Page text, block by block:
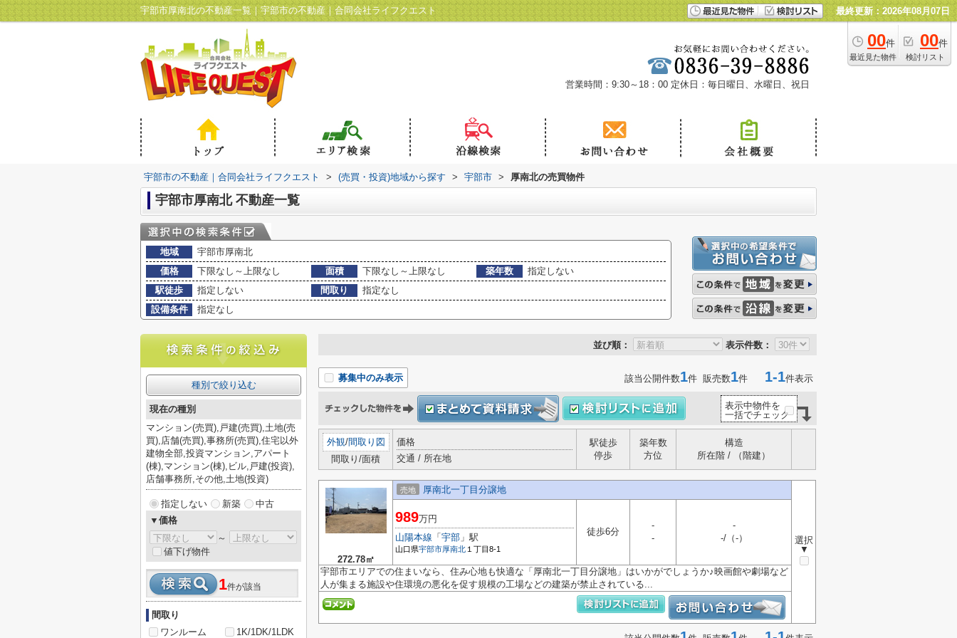
宇部市厚南北の不動産一覧｜宇部市の不動産｜合同会社ライフクエスト 最終更新：2026年08月07日
00件
最近見た物件
00件
検討リスト
営業時間：9:30～18：00 定休日：毎日曜日、水曜日、祝日
宇部市の不動産｜合同会社ライフクエスト > (売買・投資)地域から探す > 宇部市 > 厚南北の売買物件
宇部市厚南北 不動産一覧
地域
宇部市厚南北
価格
下限なし～上限なし 面積 下限なし～上限なし 築年数
指定しない
駅徒歩
指定しない 間取り
指定なし
設備条件
指定なし
並び順： 表示件数：
募集中のみ表示 該当公開件数1件 販売数1件 1-1件表示
表示中物件を
一括でチェック
外観/間取り図
間取り/面積
価格
交通 / 所在地
駅徒歩
停歩
築年数
方位
構造
所在階 / （階建）
272.78㎡
売地 厚南北一丁目分譲地
選択
▼
989万円
山陽本線 「 宇部 」駅
山口県宇部市厚南北 １丁目8-1
徒歩6分
-
-
-
-/（-）
宇部市エリアでの住まいなら、住み心地も快適な「厚南北一丁目分譲地」はいかがでしょうか♪映画館や劇場など
人が集まる施設や住環境の悪化を促す規模の工場などの建築が禁止されている...
種別で絞り込む
現在の種別
マンション(売買),戸建(売買),土地(売
買),店舗(売買),事務所(売買),住宅以外
建物全部,投資マンション,アパート
(棟),マンション(棟),ビル,戸建(投資),
店舗事務所,その他,土地(投資)
指定しない 新築
中古
▼価格
～
値下げ物件
1件が該当
間取り
ワンルーム
1K/1DK/1LDK